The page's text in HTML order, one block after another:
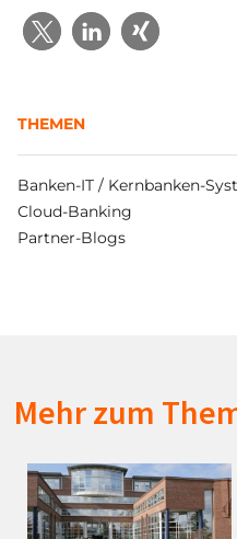
THEMEN
Banken-IT / Kernbanken-
Cloud-Banking
Partner-Blogs
Mehr zum